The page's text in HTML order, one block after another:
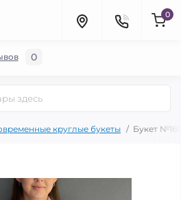
0
круглые букеты Букет
0